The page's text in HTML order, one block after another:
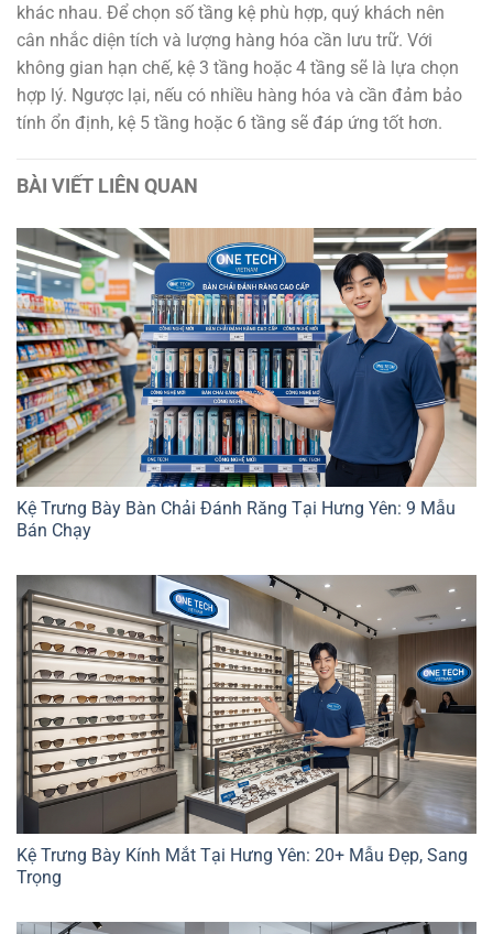
khác nhau. Để chọn số tầng kệ phù hợp, quý khách nên
cân nhắc diện tích và lượng hàng hóa cần lưu trữ. Với
không gian hạn chế, kệ 3 tầng hoặc 4 tầng sẽ là lựa chọn
hợp lý. Ngược lại, nếu có nhiều hàng hóa và cần đảm bảo
tính ổn định, kệ 5 tầng hoặc 6 tầng sẽ đáp ứng tốt hơn.
BÀI VIẾT LIÊN QUAN
Kệ Trưng Bày Bàn Chải Đánh Răng Tại Hưng Yên: 9 Mẫu
Bán Chạy
Kệ Trưng Bày Kính Mắt Tại Hưng Yên: 20+ Mẫu Đẹp, Sang
Trọng